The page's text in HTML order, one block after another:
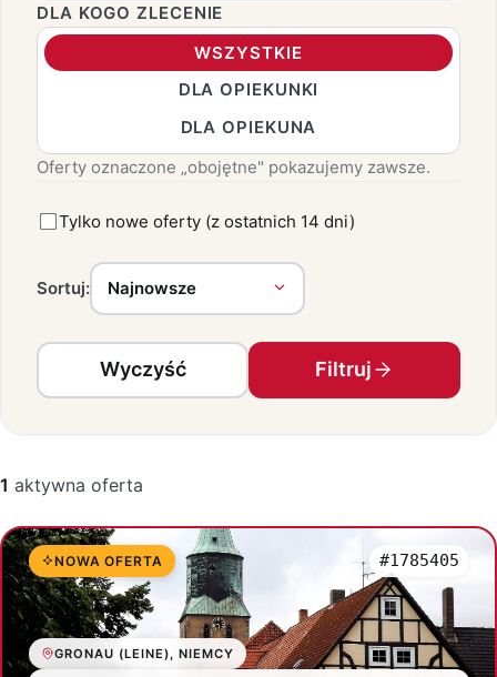
DLA KOGO ZLECENIE
WSZYSTKIE
DLA OPIEKUNKI
DLA OPIEKUNA
Oferty oznaczone „obojętne" pokazujemy zawsze.
Tylko nowe oferty (z ostatnich 14 dni)
Sortuj:
Wyczyść Filtruj
1 aktywna oferta
NOWA OFERTA #1785405
GRONAU (LEINE), NIEMCY